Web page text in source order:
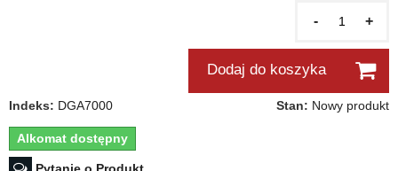
- +
Dodaj do koszyka
Indeks: DGA7000 Stan: Nowy produkt
Alkomat dostępny